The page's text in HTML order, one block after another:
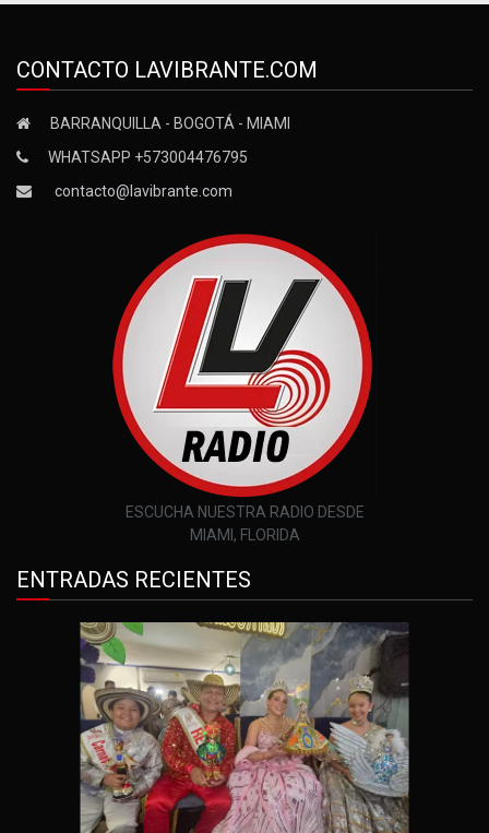
CONTACTO LAVIBRANTE.COM
BARRANQUILLA - BOGOTÁ - MIAMI
WHATSAPP +573004476795
contacto@lavibrante.com
ESCUCHA NUESTRA RADIO DESDE
MIAMI, FLORIDA
ENTRADAS RECIENTES